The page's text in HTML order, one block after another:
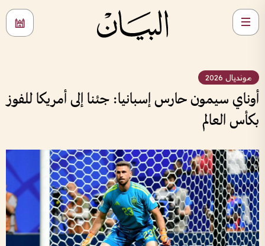
مونديال 2026
أوناي سيمون حارس إسبانيا: جئنا إلى أمريكا للفوز
بكأس العالم